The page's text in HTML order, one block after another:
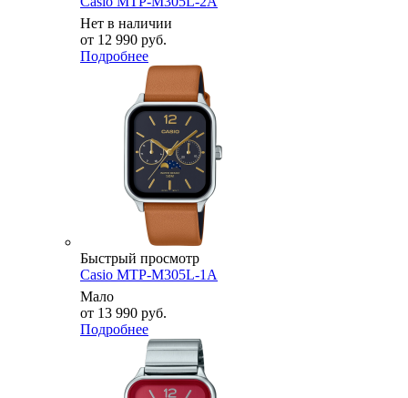
Нет в наличии
от 12 990 руб.
Подробнее
Быстрый просмотр
Casio MTP-M305L-1A
Мало
от 13 990 руб.
Подробнее